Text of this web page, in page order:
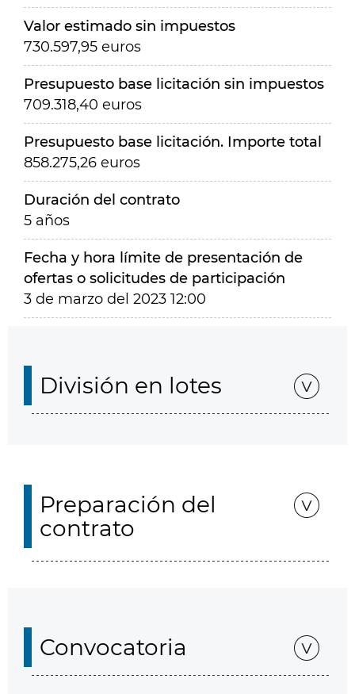
Valor estimado sin impuestos
730.597,95 euros
Presupuesto base licitación sin impuestos
709.318,40 euros
Presupuesto base licitación. Importe total
858.275,26 euros
Duración del contrato
5 años
Fecha y hora límite de presentación de
ofertas o solicitudes de participación
3 de marzo del 2023 12:00
División en lotes
Preparación del
contrato
Convocatoria